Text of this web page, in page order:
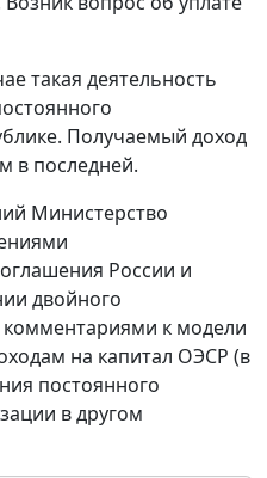
такая деятельность
Получаемый доход
в последней.
Министерство
России и
двойного
к модели
на капитал ОЭСР (в
постоянного
в другом